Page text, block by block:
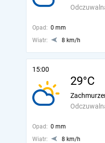
Opad: 0 mm
Wiatr:
8 km/h
15:00
29°C
Opad: 0 mm
Wiatr:
8 km/h